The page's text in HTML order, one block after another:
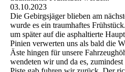
03.10.2023
Die Gebirgsjäger blieben am
wurde es ein traumhaftes
um später auf die asphaltierte
Pinien verwerten uns als bald die
Äste hingen für unsere
wendeten wir und da es,